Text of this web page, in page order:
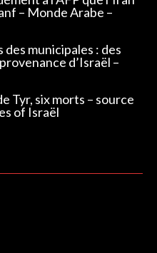
– Monde Arabe –
municipales : des
d’Israël –
Tyr, six morts – source
of Israël